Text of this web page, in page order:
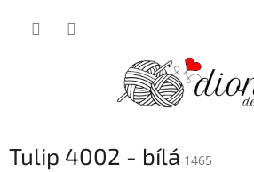
Tulip 4002 - bílá 1465